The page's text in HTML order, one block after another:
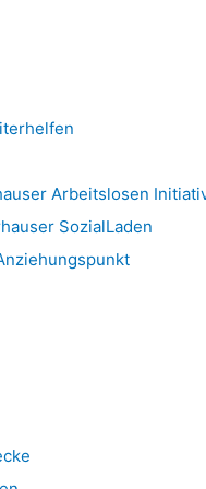
Arbeitslosen
SozialLaden